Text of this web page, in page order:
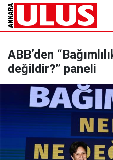
ABB’den
değildir?” paneli